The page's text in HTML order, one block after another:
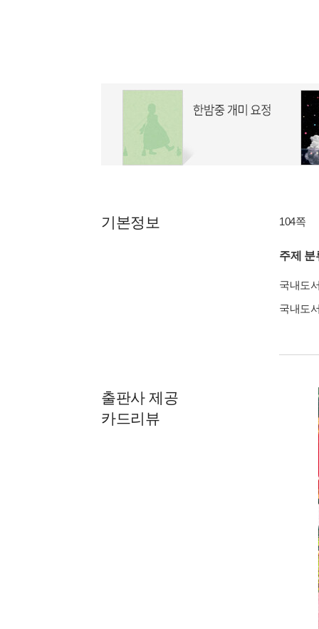
기본정보 104쪽
주제 분
국내도
국내도
출판사 제공
카드리뷰